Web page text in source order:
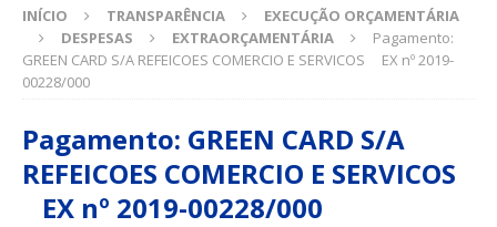
INÍCIO TRANSPARÊNCIA
EXECUÇÃO ORÇAMENTÁRIA
DESPESAS
EXTRAORÇAMENTÁRIA
Pagamento:
GREEN CARD S/A REFEICOES COMERCIO E SERVICOS EX nº 2019-
00228/000
Pagamento: GREEN CARD S/A
REFEICOES COMERCIO E SERVICOS
EX nº 2019-00228/000